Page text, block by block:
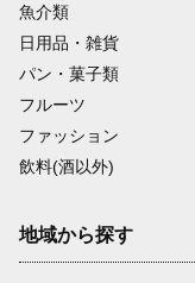
魚介類
日用品・雑貨
パン・菓子類
フルーツ
ファッション
飲料(酒以外)
地域から探す